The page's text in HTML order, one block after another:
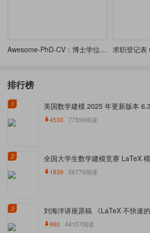
Awesome-PhD-CV：博士学位申请简历 求职登记表
排行榜
1 美国数学建模 2025 年更新版本
4530 77559阅读
2 全国大学生数学建模竞赛 LaTeX
1839 56779阅读
3 刘海洋讲座原稿 《LaTeX 不快速的
960 44157阅读